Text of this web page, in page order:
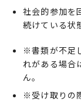
社会的参加を
続けている状
※書類が不足
れがある場合
ん。
※受け取りの